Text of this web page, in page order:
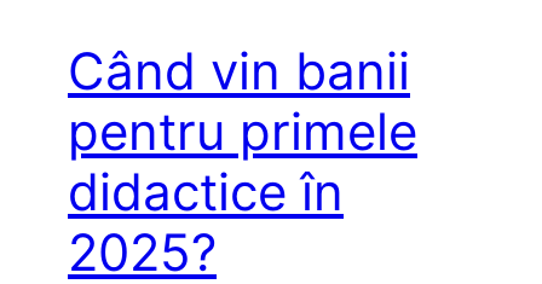
Când vin banii
pentru primele
didactice în
2025?